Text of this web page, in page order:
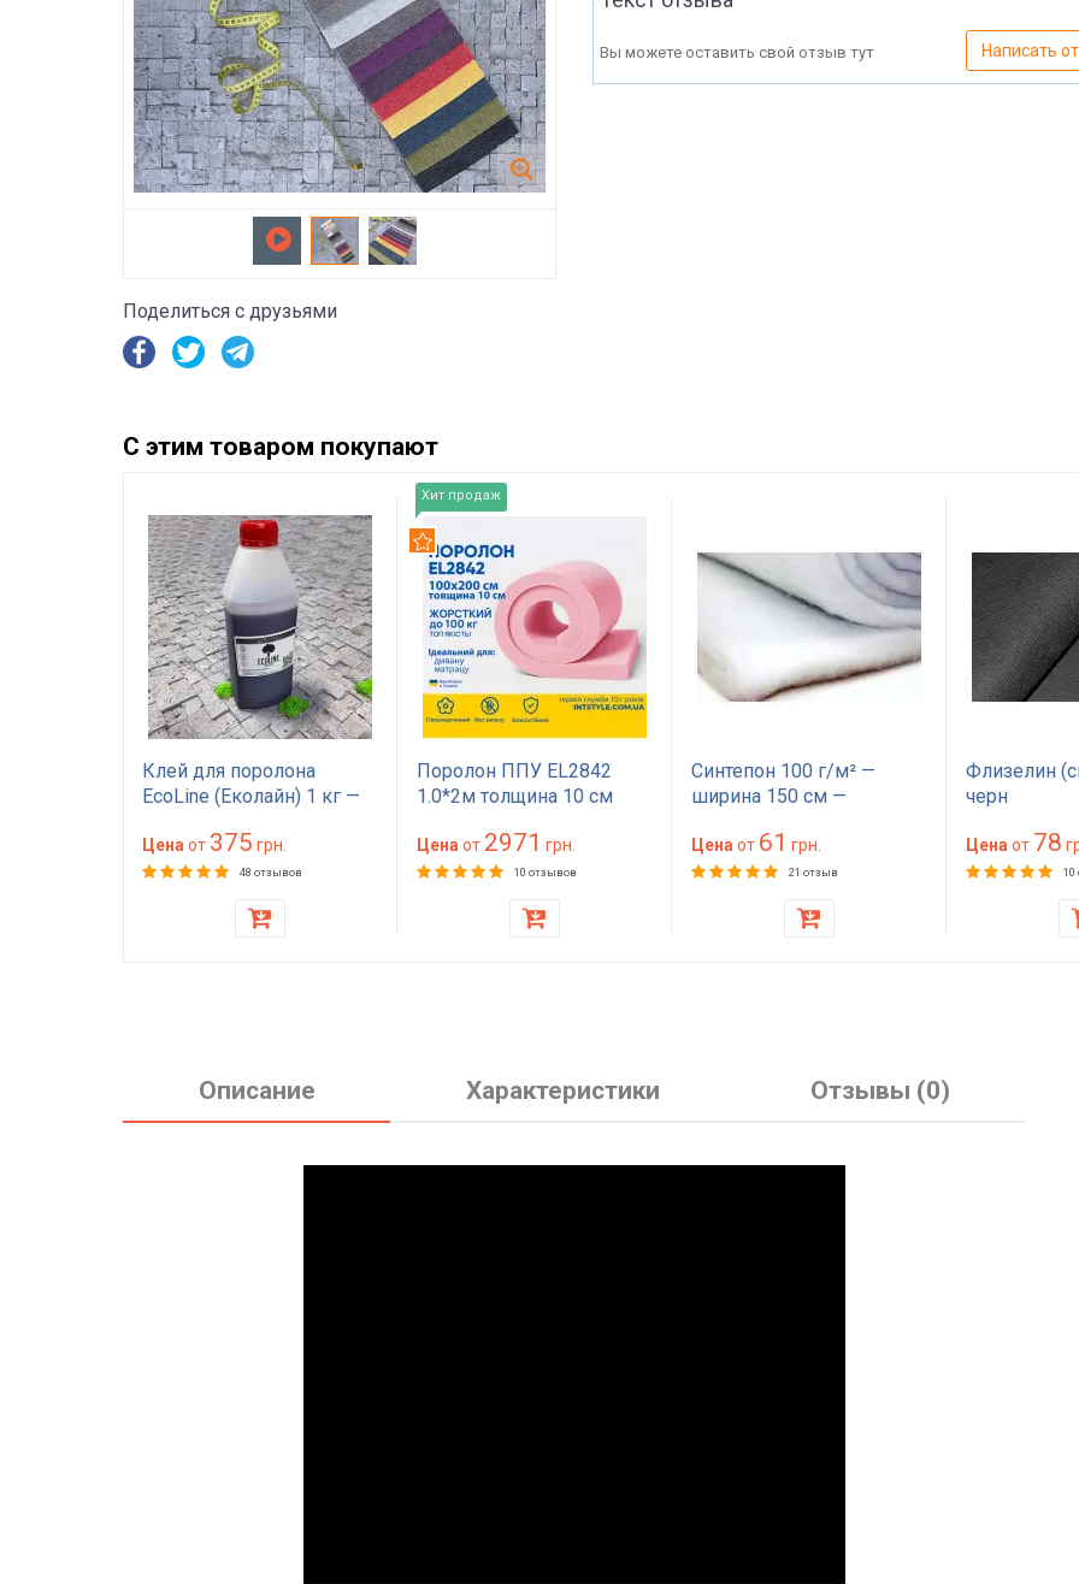
Поделиться с друзьями
Вы можете оставить свой отзыв тут Написать
С этим товаром покупают
Клей для поролона
EcoLine (Еколайн) 1 кг —
красного цвета
Цена от 375 грн.
48 отзывов
Хит продаж
Поролон ППУ EL2842
1.0*2м толщина 10 см
(1000х2000) жесткий для
матраса, топпера, дивана,
Цена от 2971 грн.
10 отзывов
Синтепон 100 г/м² —
ширина 150 см —
утепления
Цена от 61 грн.
21 отзыв
Флизелин
черн
Цена от 78
10
Описание Характеристики Отзывы (0)